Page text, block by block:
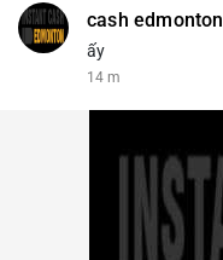
cash edmonton
ấy
14 m